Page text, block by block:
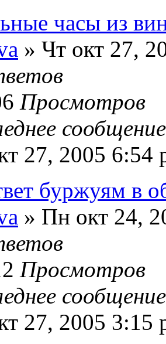
часы из
» Чт окт 27,
Просмотров
27, 2005 6:54
буржуям в
» Пн окт 24,
Просмотров
27, 2005 3:15